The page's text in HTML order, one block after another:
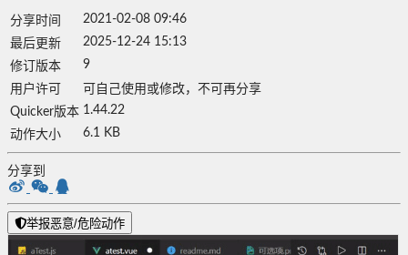
分享时间
2021-02-08 09:46
最后更新
2025-12-24 15:13
修订版本
9
用户许可
可自己使用或修改，不可再分享
Quicker版本 1.44.22
动作大小
6.1 KB
分享到
举报恶意/危险动作